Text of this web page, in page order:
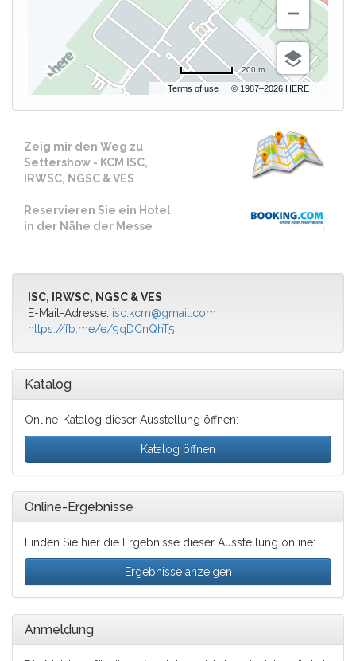
Terms of use © 1987–2026 HERE
200 m
Zeig mir den Weg zu
Settershow - KCM ISC,
IRWSC, NGSC & VES
Reservieren Sie ein Hotel
in der Nähe der Messe
ISC, IRWSC, NGSC & VES
E-Mail-Adresse: isc.kcm@gmail.com
https://fb.me/e/9qDCnQhT5
Katalog
Online-Katalog dieser Ausstellung öffnen:
Katalog öffnen
Online-Ergebnisse
Finden Sie hier die Ergebnisse dieser Ausstellung online:
Ergebnisse anzeigen
Anmeldung